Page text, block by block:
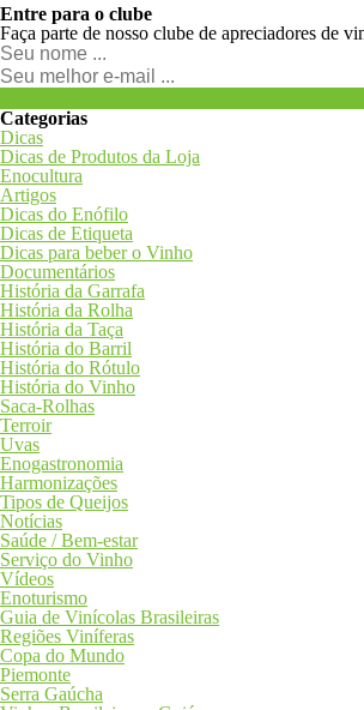
Entre para o clube
Faça parte de nosso clube de apreciadores de
Categorias
Dicas
Dicas de Produtos da Loja
Enocultura
Artigos
Dicas do Enófilo
Dicas de Etiqueta
Dicas para beber o Vinho
Documentários
História da Garrafa
História da Rolha
História da Taça
História do Barril
História do Rótulo
História do Vinho
Saca-Rolhas
Terroir
Uvas
Enogastronomia
Harmonizações
Tipos de Queijos
Notícias
Saúde / Bem-estar
Serviço do Vinho
Vídeos
Enoturismo
Guia de Vinícolas Brasileiras
Regiões Viníferas
Copa do Mundo
Piemonte
Serra Gaúcha